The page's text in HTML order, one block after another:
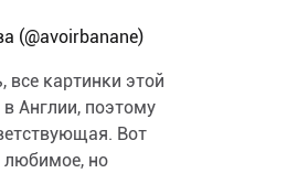
(@avoirbanane)
все картинки этой
Англии, поэтому
Вот
любимое, но